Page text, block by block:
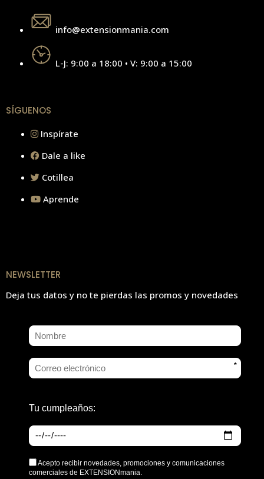
info@extensionmania.com
L-J: 9:00 a 18:00 • V: 9:00 a 15:00
SÍGUENOS
Inspírate
Dale a like
Cotillea
Aprende
NEWSLETTER
Deja tus datos y no te pierdas las promos y novedades
*
Tu cumpleaños:
Acepto recibir novedades, promociones y comunicaciones
comerciales de EXTENSIONmania.